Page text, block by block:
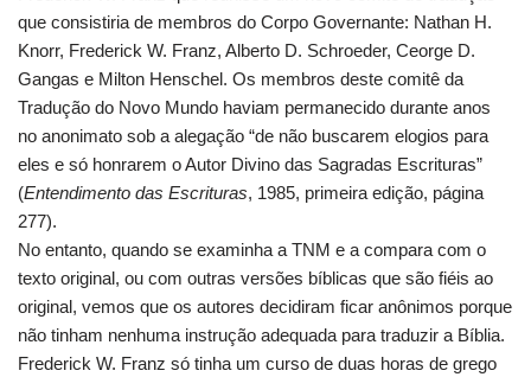
que consistiria de membros do Corpo Governante: Nathan H.
Knorr, Frederick W. Franz, Alberto D. Schroeder, Ceorge D.
Gangas e Milton Henschel. Os membros deste comitê da
Tradução do Novo Mundo haviam permanecido durante anos
no anonimato sob a alegação “de não buscarem elogios para
eles e só honrarem o Autor Divino das Sagradas Escrituras”
(Entendimento das Escrituras, 1985, primeira edição, página
277).
No entanto, quando se examinha a TNM e a compara com o
texto original, ou com outras versões bíblicas que são fiéis ao
original, vemos que os autores decidiram ficar anônimos porque
não tinham nenhuma instrução adequada para traduzir a Bíblia.
Frederick W. Franz só tinha um curso de duas horas de grego